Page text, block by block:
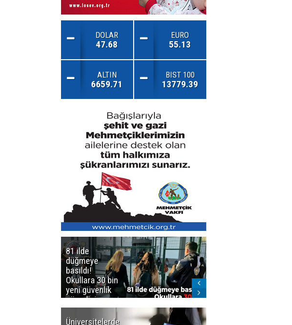
DOLAR
47.68
EURO
55.13
ALTIN
6659.71
BIST 100
13779.39
81 ilde
düğmeye
basıldı!
Okullara 30 bin
yeni güvenlik
görevlisi
Üniversitelerde